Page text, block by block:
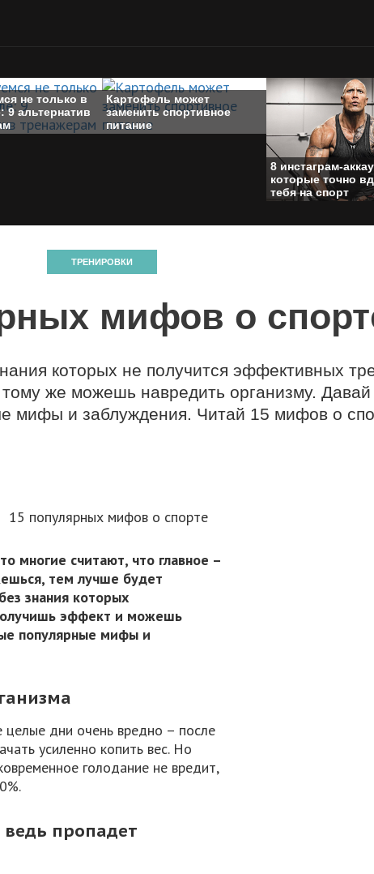
не только в
9 альтернатив
Картофель может
заменить спортивное
питание
8 инстаграм-
которые точно
тебя на спорт
ТРЕНИРОВКИ
мифов о
которых не получится эффективных
же можешь навредить организму. Давай
мифы и заблуждения. Читай 15 мифов о
многие считают, что главное –
тем лучше будет
знания которых
эффект и можешь
популярные мифы и
дни очень вредно – после
усиленно копить вес. Но
голодание не вредит,
ведь пропадет